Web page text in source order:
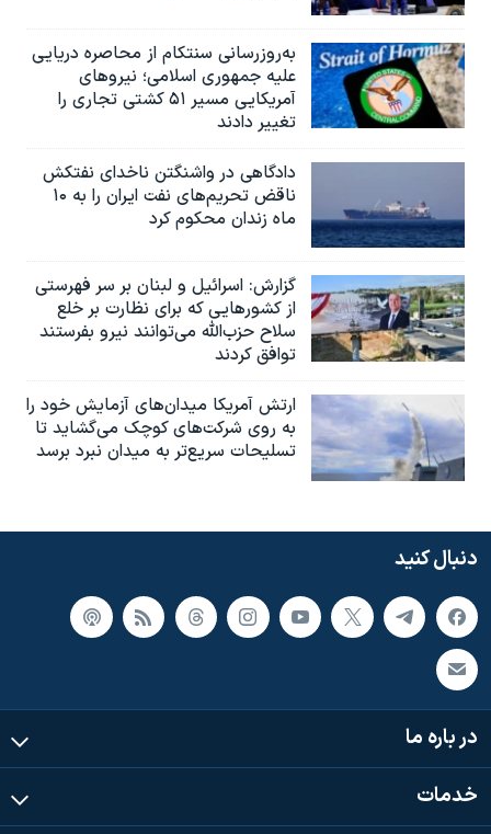
به‌روزرسانی سنتکام از محاصره دریایی
علیه جمهوری اسلامی؛ نیروهای
آمریکایی مسیر ۵۱ کشتی تجاری را
تغییر دادند
دادگاهی در واشنگتن ناخدای نفتکش
ناقض تحریم‌های نفت ایران را به ۱۰
ماه زندان محکوم کرد
گزارش‌: اسرائيل و لبنان بر سر فهرستی
از کشورهایی که برای نظارت بر خلع
سلاح حزب‌الله می‌توانند نیرو بفرستند
توافق کردند
ارتش آمریکا میدان‌های آزمایش خود را
به روی شرکت‌های کوچک می‌گشاید تا
تسلیحات سریع‌تر به میدان نبرد برسد
دنبال کنید
در باره ما
خدمات